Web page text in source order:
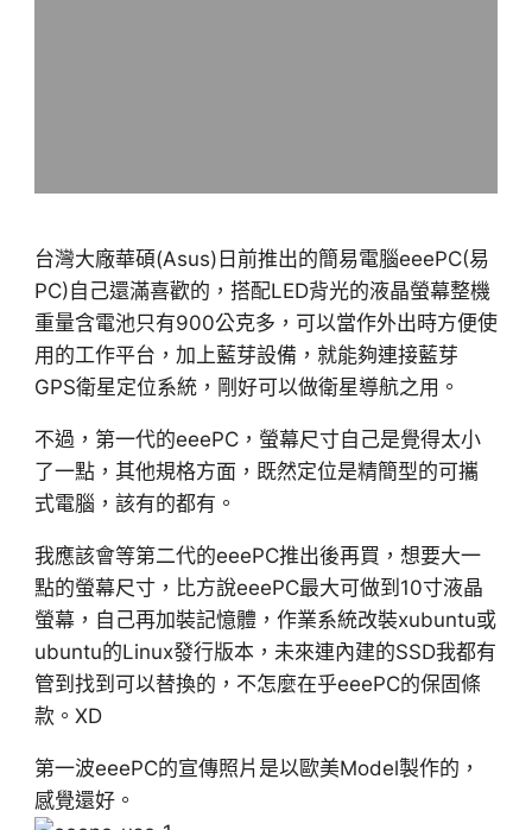
台灣大廠華碩(Asus)日前推出的簡易電腦eeePC(易
PC)自己還滿喜歡的，搭配LED背光的液晶螢幕整機
重量含電池只有900公克多，可以當作外出時方便使
用的工作平台，加上藍芽設備，就能夠連接藍芽
GPS衛星定位系統，剛好可以做衛星導航之用。
不過，第一代的eeePC，螢幕尺寸自己是覺得太小
了一點，其他規格方面，既然定位是精簡型的可攜
式電腦，該有的都有。
我應該會等第二代的eeePC推出後再買，想要大一
點的螢幕尺寸，比方說eeePC最大可做到10寸液晶
螢幕，自己再加裝記憶體，作業系統改裝xubuntu或
ubuntu的Linux發行版本，未來連內建的SSD我都有
管到找到可以替換的，不怎麼在乎eeePC的保固條
款。XD
第一波eeePC的宣傳照片是以歐美Model製作的，
感覺還好。